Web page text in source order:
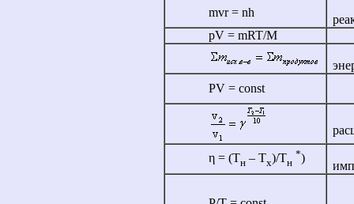
mvr = nh
pV = mRT/М
PV = const
η= (Тн– Тx)/Тн
*)